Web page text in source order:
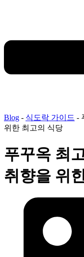
Blog - 식도락 가이드 -
위한 최고의 식당
푸꾸옥 최
취향을 위